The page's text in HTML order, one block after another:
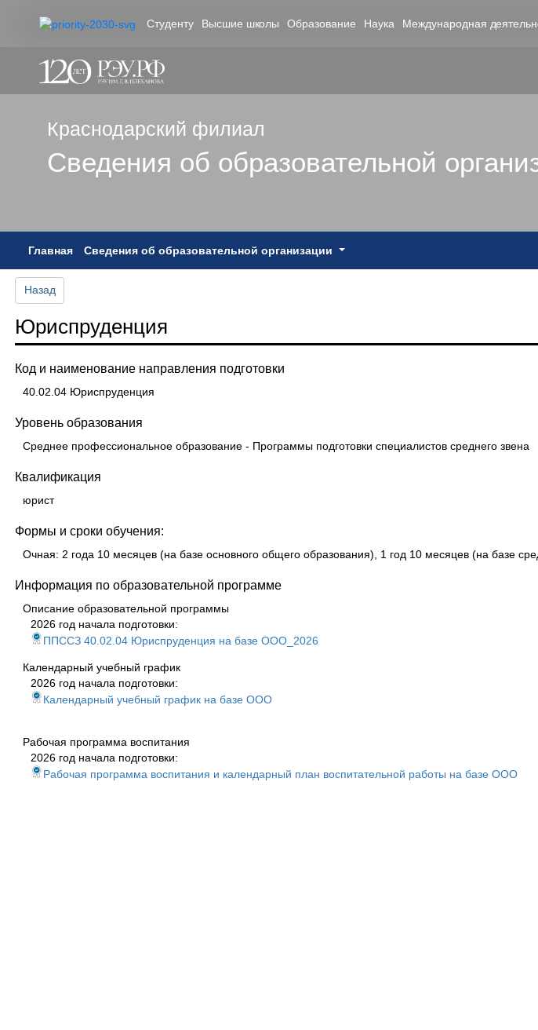
Студенту Высшие школы Образование Наука Международная
Краснодарский филиал
Сведения об образовательной
Главная(current)
Сведения об образовательной организации
Назад
Юриспруденция
Код и наименование направления подготовки
40.02.04 Юриспруденция
Уровень образования
Среднее профессиональное образование - Программы подготовки специалистов среднего звена
Квалификация
юрист
Формы и сроки обучения:
Очная: 2 года 10 месяцев (на базе основного общего образования), 1 год 10 месяцев (на базе
Информация по образовательной программе
Описание образовательной программы
2026 год начала подготовки:
ППССЗ 40.02.04 Юриспруденция на базе ООО_2026
Календарный учебный график
2026 год начала подготовки:
Календарный учебный график на базе ООО
Рабочая программа воспитания
2026 год начала подготовки:
Рабочая программа воспитания и календарный план воспитательной работы на базе ООО